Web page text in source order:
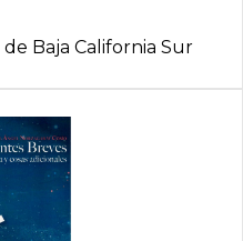
Baja California Sur